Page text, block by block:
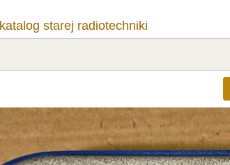
katalog starej radiotechniki